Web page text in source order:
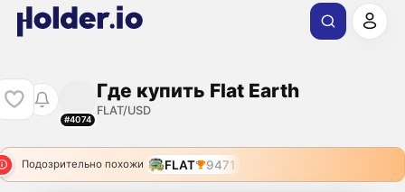
#4074
Где купить Flat Earth
FLAT/USD
Подозрительно похожи FLAT 9471